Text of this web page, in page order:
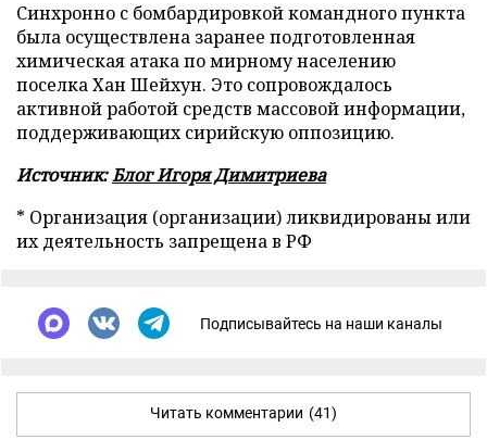
Синхронно с бомбардировкой командного пункта
была осуществлена заранее подготовленная
химическая атака по мирному населению
поселка Хан Шейхун. Это сопровождалось
активной работой средств массовой информации,
поддерживающих сирийскую оппозицию.
Источник:Блог Игоря Димитриева
* Организация (организации) ликвидированы или
их деятельность запрещена в РФ
Подписывайтесь на наши каналы
Читать комментарии (41)